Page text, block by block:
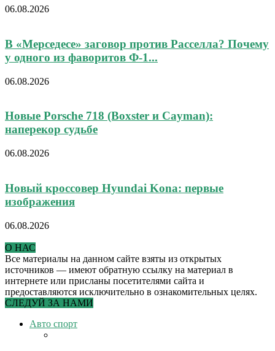
06.08.2026
В «Мерседесе» заговор против Расселла? Почему
у одного из фаворитов Ф-1...
06.08.2026
Новые Porsche 718 (Boxster и Cayman):
наперекор судьбе
06.08.2026
Новый кроссовер Hyundai Kona: первые
изображения
06.08.2026
О НАС
Все материалы на данном сайте взяты из открытых
источников — имеют обратную ссылку на материал в
интернете или присланы посетителями сайта и
предоставляются исключительно в ознакомительных целях.
СЛЕДУЙ ЗА НАМИ
Авто спорт